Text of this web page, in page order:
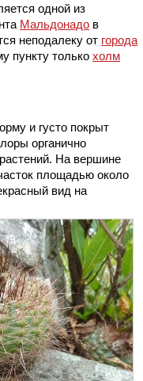
одной из
Мальдонадо в
неподалеку от города
пункту только холм
и густо покрыт
органично
На вершине
площадью около
вид на